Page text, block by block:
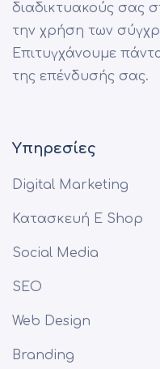
διαδικτυακούς σας
την χρήση των
Επιτυγχάνουμε
της επένδυσής σας.
Υπηρεσίες
Digital Marketing
Κατασκευή E Shop
Social Media
SEO
Web Design
Branding